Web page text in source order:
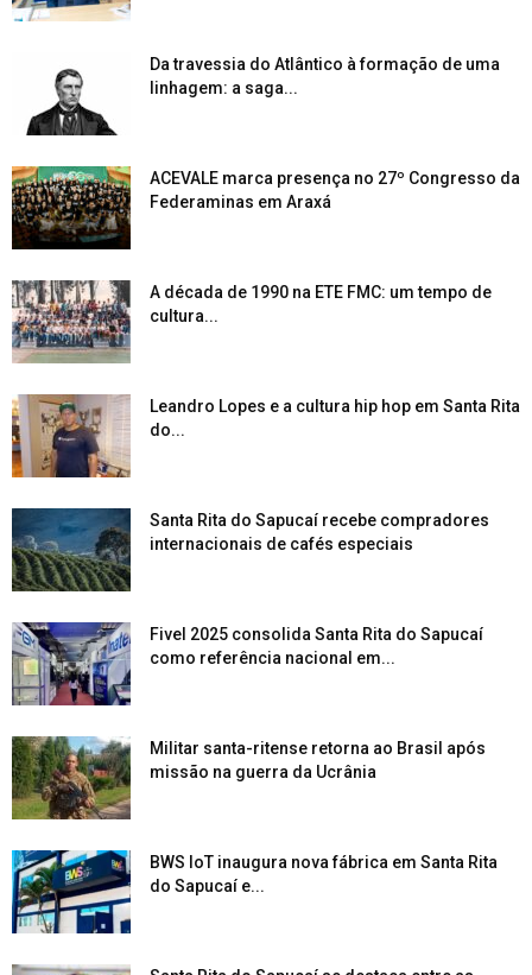
Da travessia do Atlântico à formação de uma
linhagem: a saga...
ACEVALE marca presença no 27º Congresso da
Federaminas em Araxá
A década de 1990 na ETE FMC: um tempo de
cultura...
Leandro Lopes e a cultura hip hop em Santa Rita
do...
Santa Rita do Sapucaí recebe compradores
internacionais de cafés especiais
Fivel 2025 consolida Santa Rita do Sapucaí
como referência nacional em...
Militar santa-ritense retorna ao Brasil após
missão na guerra da Ucrânia
BWS IoT inaugura nova fábrica em Santa Rita
do Sapucaí e...